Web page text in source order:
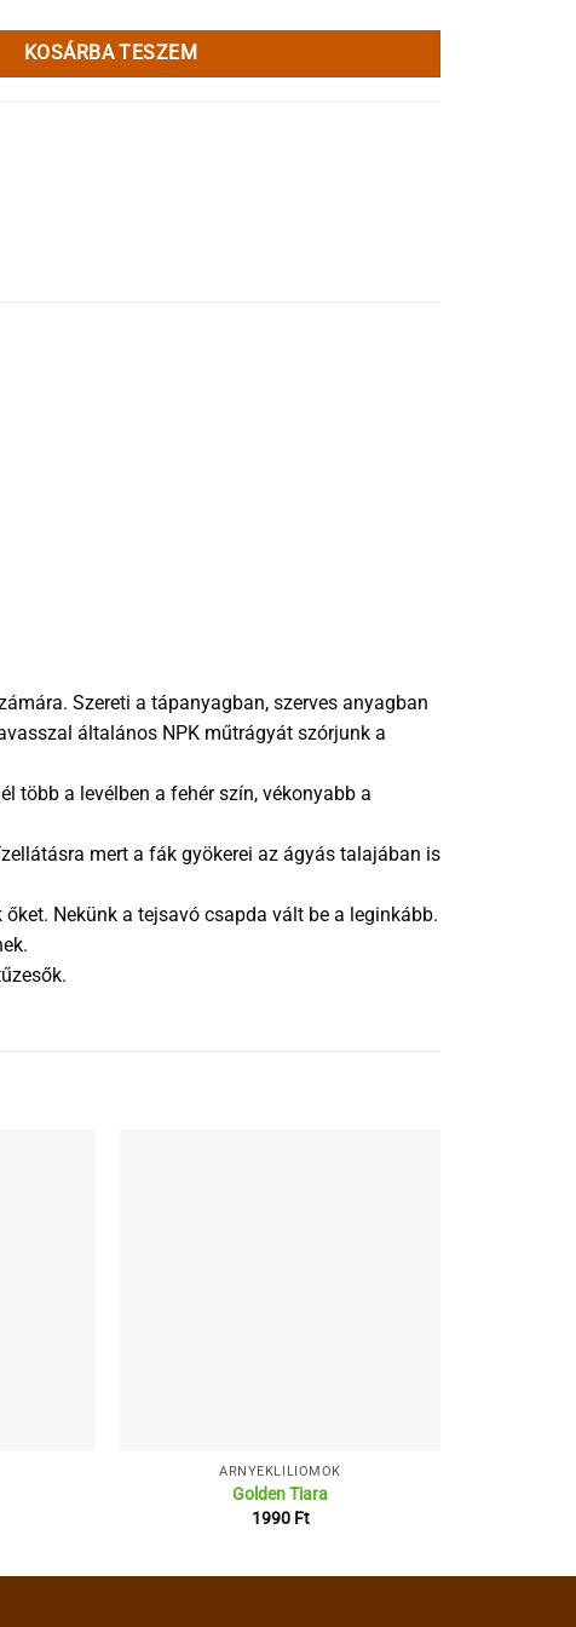
KOSÁRBA TESZEM
Szereti a tápanyagban, szerves anyagban
általános NPK műtrágyát szórjunk a
több a levélben a fehér szín, vékonyabb a
mert a fák gyökerei az ágyás talajában is
Nekünk a tejsavó csapda vált be a leginkább.
ÁRNYÉKLILIOMOK
Golden Tiara
1990 Ft